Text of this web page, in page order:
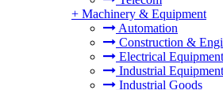
+ Machinery & Equipment
Automation
Construction &
Electrical
Industrial Equipment
Industrial Goods